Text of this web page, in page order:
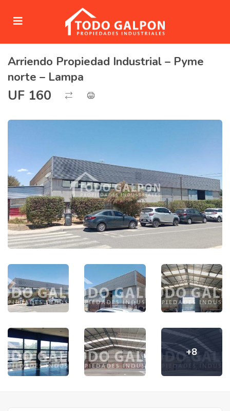
(Venta)
(Arriendo)
(Servicios)
Arriendo Propiedad Industrial – Pyme
norte – Lampa
UF 160
+8